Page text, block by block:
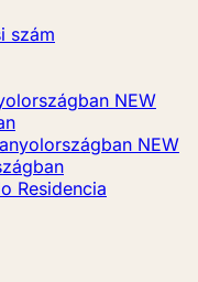
szám
NEW
NEW
Residencia